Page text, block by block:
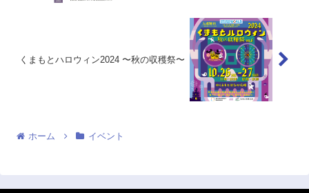
くまもとハロウィン2024 〜秋の収穫祭〜
ホーム イベント